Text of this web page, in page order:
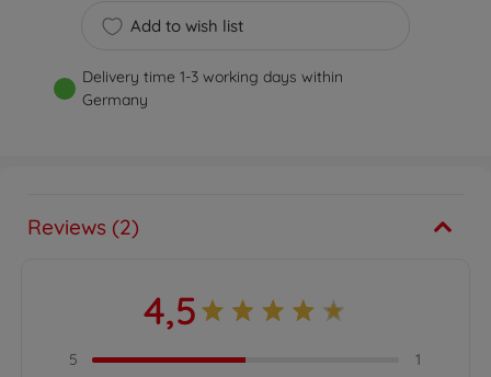
Add to wish list
Delivery time 1-3 working days within
Germany
Reviews (2)
4,5
5
1